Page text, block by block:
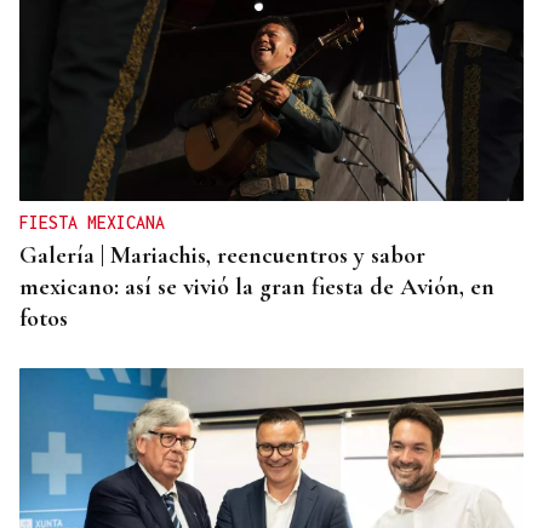
FIESTA MEXICANA
Galería | Mariachis, reencuentros y sabor
mexicano: así se vivió la gran fiesta de Avión, en
fotos